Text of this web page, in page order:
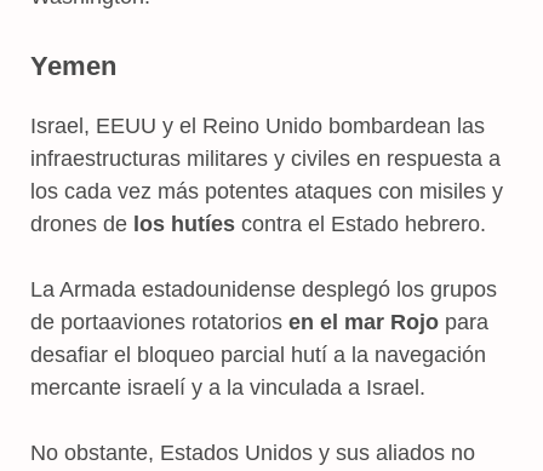
Yemen
Israel, EEUU y el Reino Unido bombardean las
infraestructuras militares y civiles en respuesta a
los cada vez más potentes ataques con misiles y
drones de los hutíes contra el Estado hebrero.
La Armada estadounidense desplegó los grupos
de portaaviones rotatorios en el mar Rojo para
desafiar el bloqueo parcial hutí a la navegación
mercante israelí y a la vinculada a Israel.
No obstante, Estados Unidos y sus aliados no